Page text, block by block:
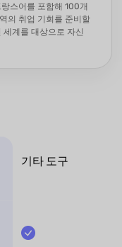
스어를 포함해 100개
의 취업 기회를 준비할
계를 대상으로 자신
기타 도구